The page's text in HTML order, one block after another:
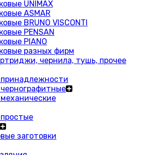
UNIMAX
ASMAR
BRUNO VISCONTI
PENSAN
PIANO
разных фирм
чернила, тушь, прочее
заготовки